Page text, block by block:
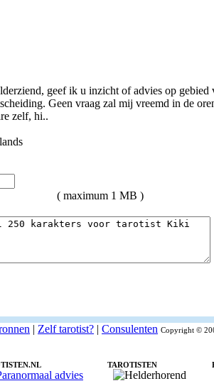
geef ik u inzicht of advies op gebied
Geen vraag zal mij vreemd in de
zelf, hi..
( maximum 1 MB )
| Zelf tarotist? | Consulenten Copyright ©
TAROTISTEN